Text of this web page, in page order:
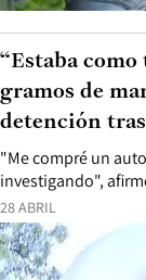
28 ABRIL
"Me compré un
investigando",
“Estaba
gramos de
detención